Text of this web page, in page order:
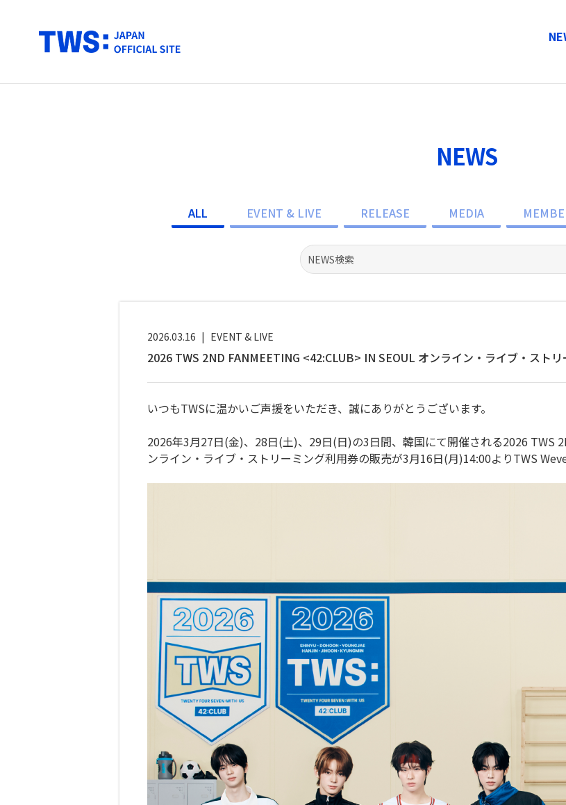
NEWS
ALL EVENT & LIVE RELEASE MEDIA
2026.03.16 | EVENT & LIVE
2026 TWS 2ND FANMEETING <42:CLUB> IN SEOUL オンライン・ライブ・スト
いつもTWSに温かいご声援をいただき、誠にありがとうございます。
2026年3月27日(金)、28日(土)、29日(日)の3日間、韓国にて開催される2026 TWS
ンライン・ライブ・ストリーミング利用券の販売が3月16日(月)14:00よりTWS